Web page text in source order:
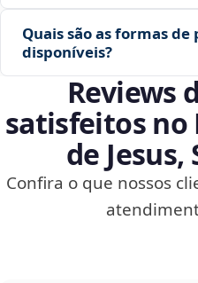
Quais são as formas
disponíveis?
Reviews
satisfeitos no
de Jesus,
Confira o que nossos